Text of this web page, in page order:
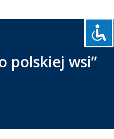
polskiej wsi”